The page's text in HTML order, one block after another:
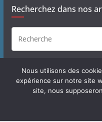
Recherchez dans nos
Copyright © 2026 J'habite
par
Nous utilisons des
expérience sur notre site
site, nous